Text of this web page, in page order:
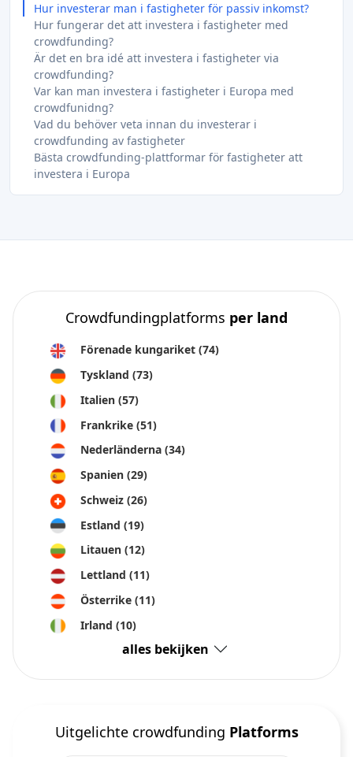
Hur investerar man i fastigheter för passiv inkomst?
Hur fungerar det att investera i fastigheter med
crowdfunding?
Är det en bra idé att investera i fastigheter via
crowdfunding?
Var kan man investera i fastigheter i Europa med
crowdfunidng?
Vad du behöver veta innan du investerar i
crowdfunding av fastigheter
Bästa crowdfunding-plattformar för fastigheter att
investera i Europa
Crowdfundingplatforms per land
Förenade kungariket (74)
Tyskland (73)
Italien (57)
Frankrike (51)
Nederländerna (34)
Spanien (29)
Schweiz (26)
Estland (19)
Litauen (12)
Lettland (11)
Österrike (11)
Irland (10)
alles bekijken
Uitgelichte crowdfunding Platforms